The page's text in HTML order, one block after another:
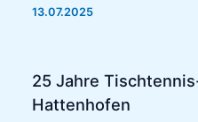
13.07.2025
25 Jahre
Hattenhofen